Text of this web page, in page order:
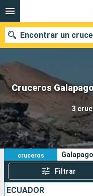
Cruceros
3
Encontrar un
Nuestros destinos
Fecha de salida
Puertos
3
cruceros
Sus
Filtrar
ECUADOR